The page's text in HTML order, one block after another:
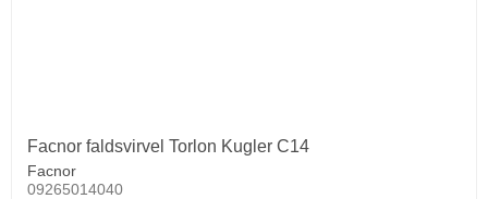
Facnor faldsvirvel Torlon Kugler C14
Facnor
09265014040